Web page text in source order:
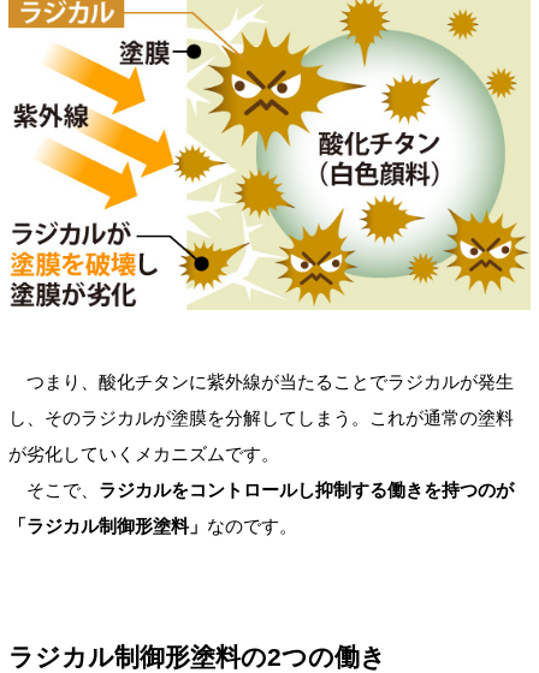
つまり、酸化チタンに紫外線が当たることでラジカルが発生
し、そのラジカルが塗膜を分解してしまう。これが通常の塗料
が劣化していくメカニズムです。
そこで、 ラジカルをコントロールし抑制する働きを持つのが
「ラジカル制御形塗料」 なのです。
ラジカル制御形塗料の2つの働き